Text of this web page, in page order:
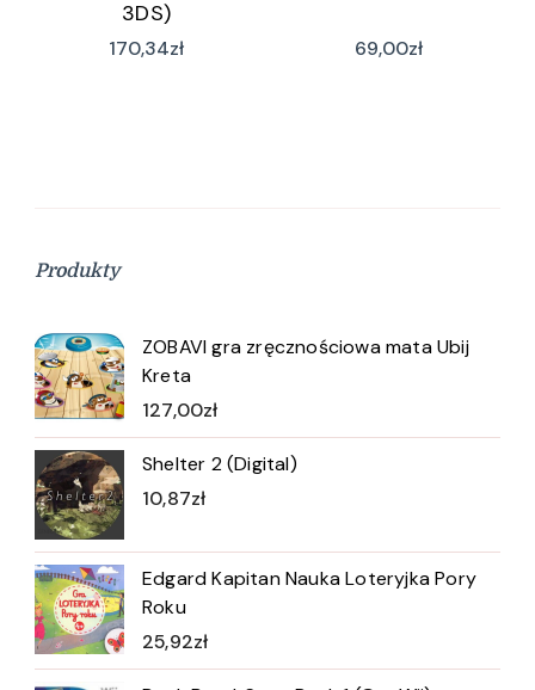
3DS)
170,34zł 69,00zł
Produkty
ZOBAVI gra zręcznościowa mata Ubij
Kreta
127,00zł
Shelter 2 (Digital)
10,87zł
Edgard Kapitan Nauka Loteryjka Pory
Roku
25,92zł